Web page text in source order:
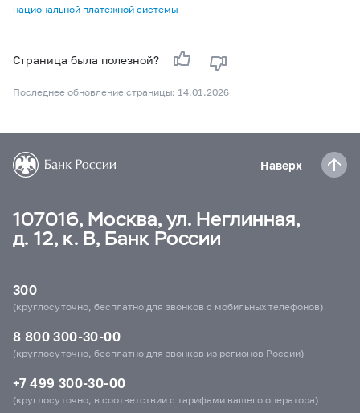
национальной платежной системы
Страница была полезной?
Последнее обновление страницы: 14.01.2026
Наверх
107016, Москва, ул. Неглинная,
д. 12, к. В, Банк России
300
(круглосуточно, бесплатно для звонков с мобильных телефонов)
8 800 300-30-00
(круглосуточно, бесплатно для звонков из регионов России)
+7 499 300-30-00
(круглосуточно, в соответствии с тарифами вашего оператора)